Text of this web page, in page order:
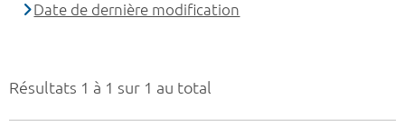
Résultats 1 à 1 sur 1 au total
Date de dernière modification